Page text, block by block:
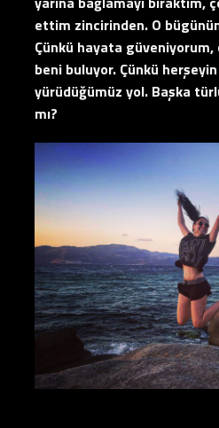
ettim zincirinden. O
Çünkü hayata
beni buluyor. Çünkü
yürüdüğümüz yol. Başka
mı?